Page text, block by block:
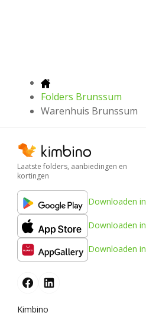
Folders Brunssum
Warenhuis Brunssum
Laatste folders, aanbiedingen en
kortingen
Downloaden in
Downloaden in
Downloaden in
Kimbino